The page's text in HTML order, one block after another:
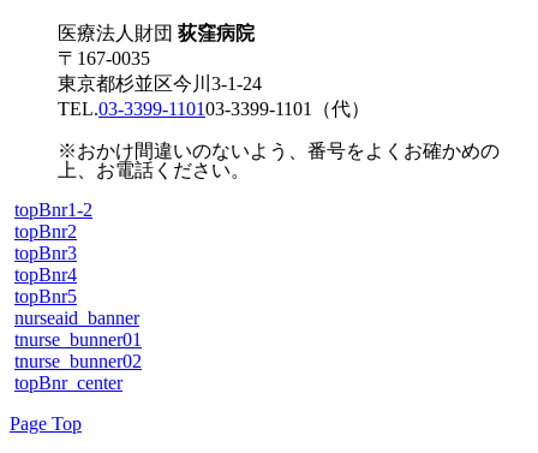
医療法人財団 荻窪病院
〒167-0035
東京都杉並区今川3-1-24
TEL.03-3399-110103-3399-1101 （代）
※おかけ間違いのないよう、番号をよくお確かめの
上、お電話ください。
topBnr1-2
topBnr2
topBnr3
topBnr4
topBnr5
nurseaid_banner
tnurse_bunner01
tnurse_bunner02
topBnr_center
Page Top